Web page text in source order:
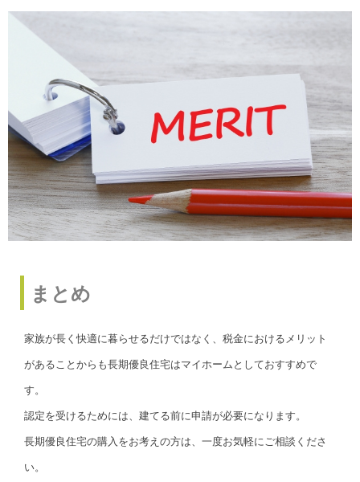
まとめ
家族が長く快適に暮らせるだけではなく、税金におけるメリット
があることからも長期優良住宅はマイホームとしておすすめで
す。
認定を受けるためには、建てる前に申請が必要になります。
長期優良住宅の購入をお考えの方は、一度お気軽にご相談くださ
い。